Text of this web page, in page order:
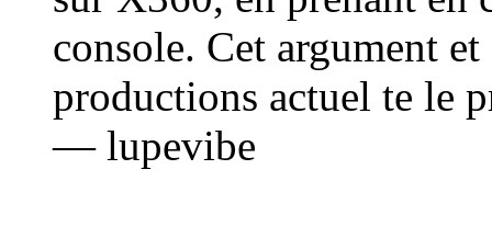
console. Cet argument
productions actuel te le
— lupevibe